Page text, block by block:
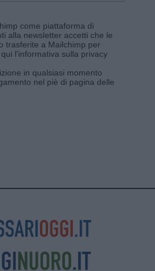
come piattaforma di
alla newsletter accetti che le
trasferite a Mailchimp per
l'informativa sulla privacy
in qualsiasi momento
nel piè di pagina delle